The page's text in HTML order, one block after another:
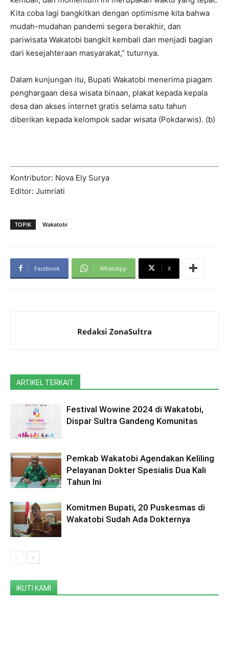
Kita coba lagi bangkitkan dengan optimisme kita bahwa
mudah-mudahan pandemi segera berakhir, dan
pariwisata Wakatobi bangkit kembali dan menjadi bagian
dari kesejahteraan masyarakat,” tuturnya.
Dalam kunjungan itu, Bupati Wakatobi menerima piagam
penghargaan desa wisata binaan, plakat kepada kepala
desa dan akses internet gratis selama satu tahun
diberikan kepada kelompok sadar wisata (Pokdarwis). (b)
Kontributor: Nova Ely Surya
Editor: Jumriati
TOPIK Wakatobi
Facebook WhatsApp X
Redaksi ZonaSultra
ARTIKEL TERKAIT
Festival Wowine 2024 di Wakatobi,
Dispar Sultra Gandeng Komunitas
Pemkab Wakatobi Agendakan Keliling
Pelayanan Dokter Spesialis Dua Kali
Tahun Ini
Komitmen Bupati, 20 Puskesmas di
Wakatobi Sudah Ada Dokternya
IKUTI KAMI